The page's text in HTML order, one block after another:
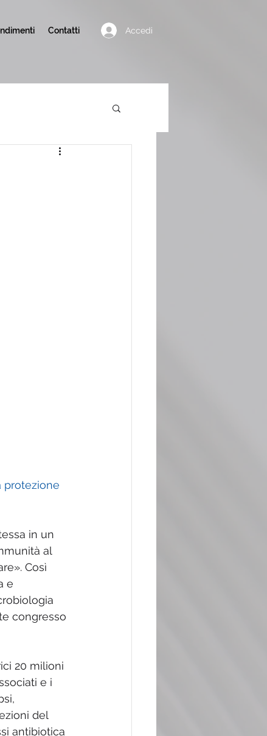
Contatti Accedi
protezione
in un
al
Così
e
congresso
20 milioni
e i
del
antibiotica